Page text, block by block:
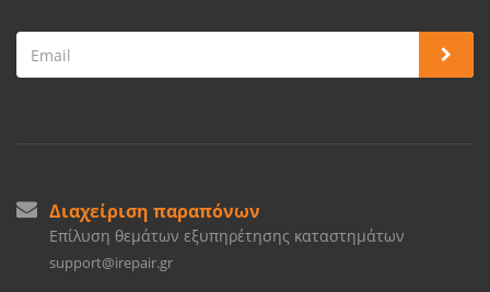
Διαχείριση παραπόνων
Επίλυση θεμάτων εξυπηρέτησης καταστημάτων
support@irepair.gr